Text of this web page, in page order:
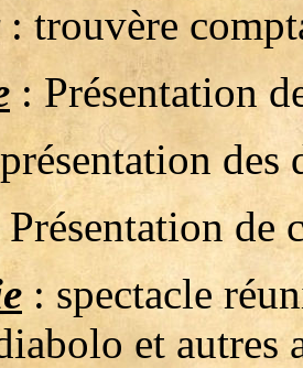
: trouvère
: Présentation
des
de
: spectacle
et